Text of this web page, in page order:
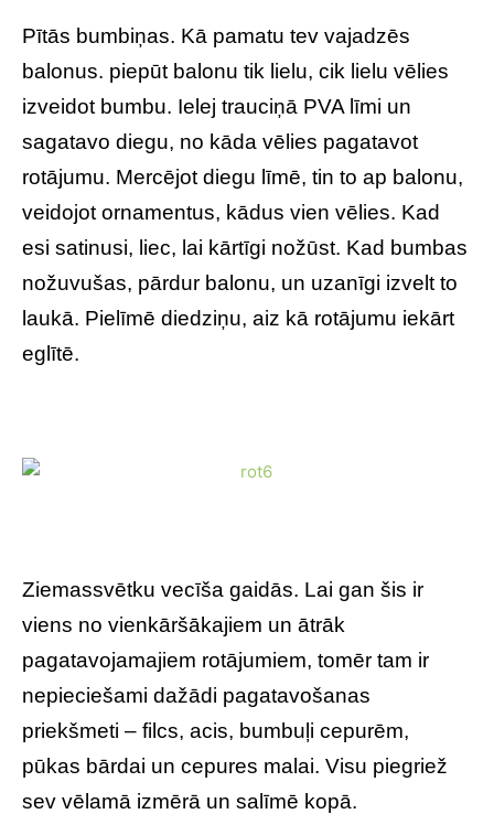
Pītās bumbiņas. Kā pamatu tev vajadzēs
balonus. piepūt balonu tik lielu, cik lielu vēlies
izveidot bumbu. Ielej trauciņā PVA līmi un
sagatavo diegu, no kāda vēlies pagatavot
rotājumu. Mercējot diegu līmē, tin to ap balonu,
veidojot ornamentus, kādus vien vēlies. Kad
esi satinusi, liec, lai kārtīgi nožūst. Kad bumbas
nožuvušas, pārdur balonu, un uzanīgi izvelt to
laukā. Pielīmē diedziņu, aiz kā rotājumu iekārt
eglītē.
Ziemassvētku vecīša gaidās. Lai gan šis ir
viens no vienkāršākajiem un ātrāk
pagatavojamajiem rotājumiem, tomēr tam ir
nepieciešami dažādi pagatavošanas
priekšmeti – filcs, acis, bumbuļi cepurēm,
pūkas bārdai un cepures malai. Visu piegriež
sev vēlamā izmērā un salīmē kopā.